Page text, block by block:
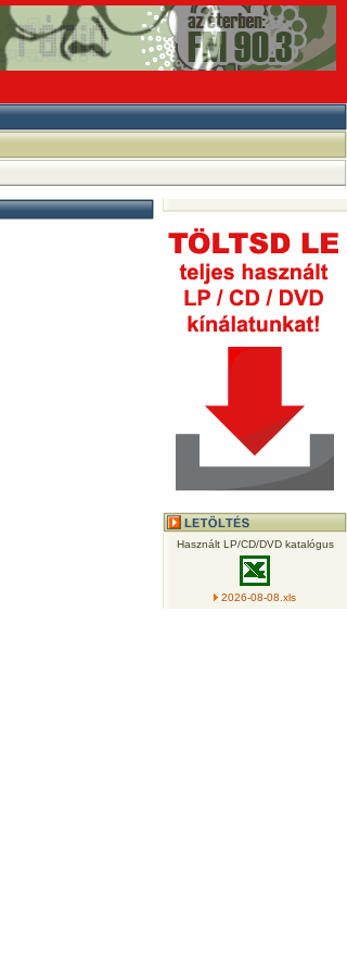
Használt LP/CD/DVD katalógus
2026-08-08.xls